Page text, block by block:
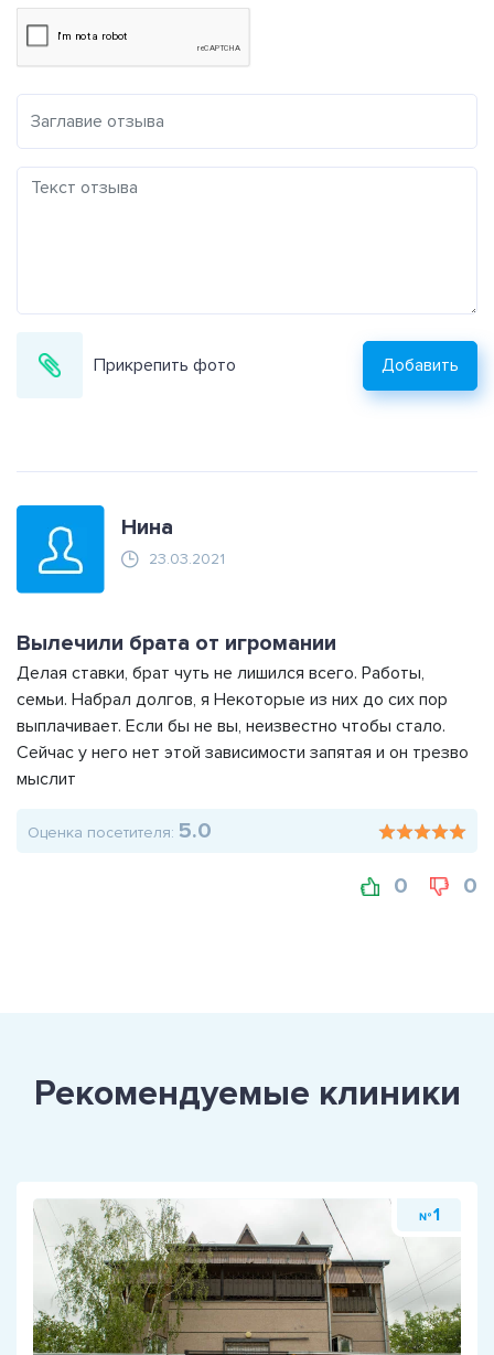
Прикрепить фото Добавить
Нина
23.03.2021
Вылечили брата от игромании
Делая ставки, брат чуть не лишился всего. Работы,
семьи. Набрал долгов, я Некоторые из них до сих пор
выплачивает. Если бы не вы, неизвестно чтобы стало.
Сейчас у него нет этой зависимости запятая и он трезво
мыслит
Оценка посетителя: 5.0
0 0
Рекомендуемые клиники
№ 1